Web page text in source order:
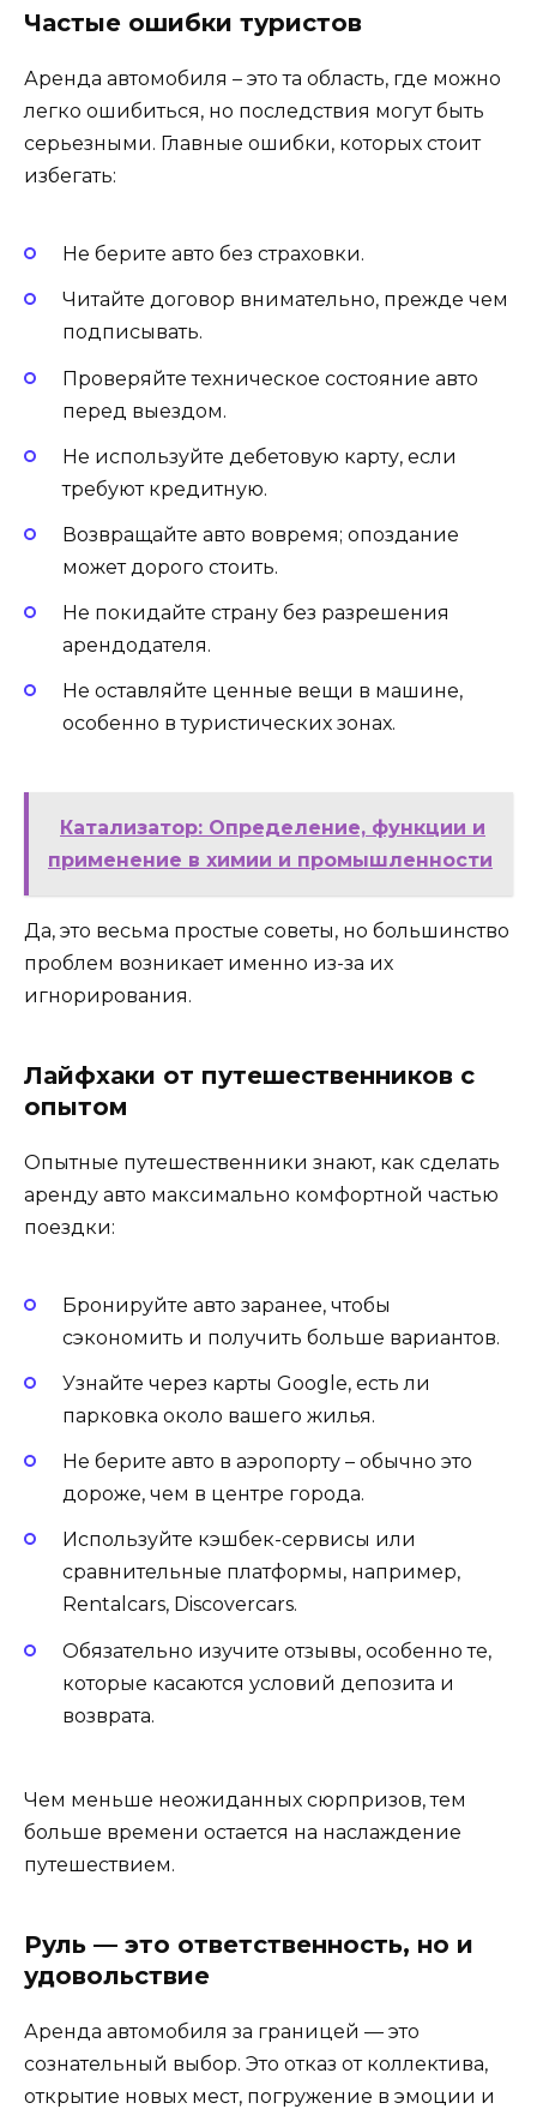
Частые ошибки туристов
Аренда автомобиля – это та область, где можно
легко ошибиться, но последствия могут быть
серьезными. Главные ошибки, которых стоит
избегать:
Не берите авто без страховки.
Читайте договор внимательно, прежде чем
подписывать.
Проверяйте техническое состояние авто
перед выездом.
Не используйте дебетовую карту, если
требуют кредитную.
Возвращайте авто вовремя; опоздание
может дорого стоить.
Не покидайте страну без разрешения
арендодателя.
Не оставляйте ценные вещи в машине,
особенно в туристических зонах.
Катализатор: Определение, функции и
применение в химии и промышленности
Да, это весьма простые советы, но большинство
проблем возникает именно из-за их
игнорирования.
Лайфхаки от путешественников с
опытом
Опытные путешественники знают, как сделать
аренду авто максимально комфортной частью
поездки:
Бронируйте авто заранее, чтобы
сэкономить и получить больше вариантов.
Узнайте через карты Google, есть ли
парковка около вашего жилья.
Не берите авто в аэропорту – обычно это
дороже, чем в центре города.
Используйте кэшбек-сервисы или
сравнительные платформы, например,
Rentalcars, Discovercars.
Обязательно изучите отзывы, особенно те,
которые касаются условий депозита и
возврата.
Чем меньше неожиданных сюрпризов, тем
больше времени остается на наслаждение
путешествием.
Руль — это ответственность, но и
удовольствие
Аренда автомобиля за границей — это
сознательный выбор. Это отказ от коллектива,
открытие новых мест, погружение в эмоции и